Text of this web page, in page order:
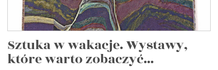
Sztuka w wakacje. Wystawy,
które warto zobaczyć...